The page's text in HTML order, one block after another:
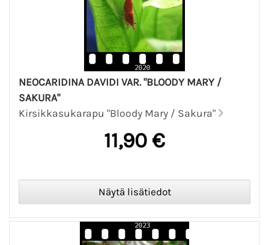
NEOCARIDINA DAVIDI VAR. "BLOODY MARY /
SAKURA"
Kirsikkasukarapu "Bloody Mary / Sakura"
11,90 €